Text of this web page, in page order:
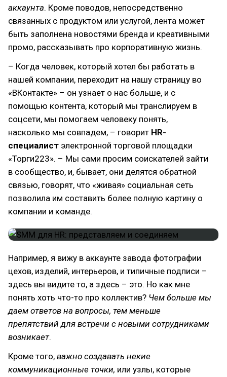
аккаунта. Кроме поводов, непосредственно
связанных с продуктом или услугой, лента может
быть заполнена новостями бренда и креативными
промо, рассказывать про корпоративную жизнь.
– Когда человек, который хотел бы работать в
нашей компании, переходит на нашу страницу во
«ВКонтакте» – он узнает о нас больше, и с
помощью контента, который мы транслируем в
соцсети, мы помогаем человеку понять,
насколько мы совпадем, – говорит HR-
специалист электронной торговой площадки
«Торги223». – Мы сами просим соискателей зайти
в сообщество, и, бывает, они делятся обратной
связью, говорят, что «живая» социальная сеть
позволила им составить более полную картину о
компании и команде.
Например, я вижу в аккаунте завода фотографии
цехов, изделий, интерьеров, и типичные подписи –
здесь вы видите то, а здесь – это. Но как мне
понять хоть что-то про коллектив? Чем больше мы
даем ответов на вопросы, тем меньше
препятствий для встречи с новыми сотрудниками
возникает.
Кроме того, важно создавать некие
коммуникационные точки, или узлы, которые